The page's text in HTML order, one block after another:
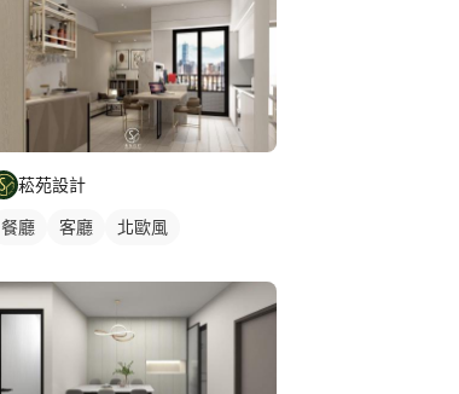
菘苑設計
餐廳 客廳 北歐風